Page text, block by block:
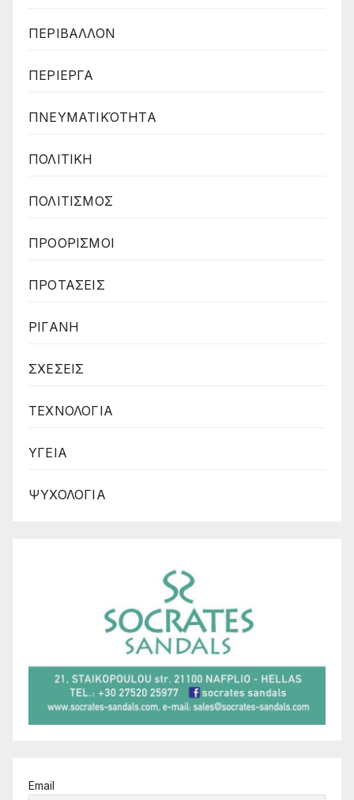
ΠΕΡΙΒΑΛΛΟΝ
ΠΕΡΙΕΡΓΑ
ΠΝΕΥΜΑΤΙΚΌΤΗΤΑ
ΠΟΛΙΤΙΚΗ
ΠΟΛΙΤΙΣΜΟΣ
ΠΡΟΟΡΙΣΜΟΙ
ΠΡΟΤΑΣΕΙΣ
ΡΙΓΑΝΗ
ΣΧΕΣΕΙΣ
ΤΕΧΝΟΛΟΓΙΑ
ΥΓΕΙΑ
ΨΥΧΟΛΟΓΙΑ
Email